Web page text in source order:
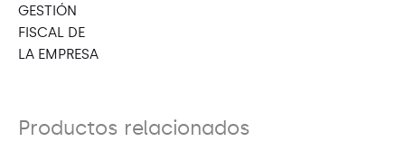
GESTIÓN
FISCAL DE
LA EMPRESA
Productos relacionados